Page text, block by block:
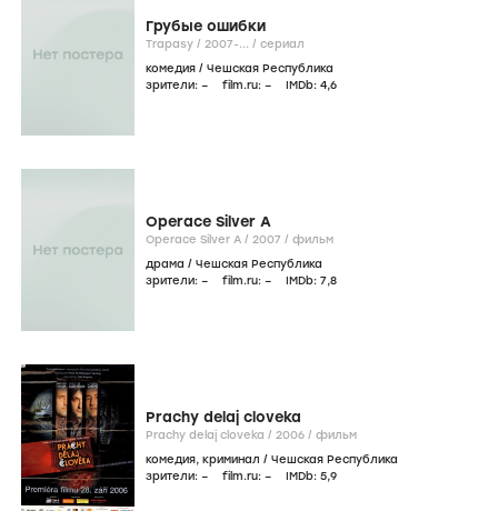
Грубые ошибки
Trapasy / 2007-... / сериал
комедия / Чешская Республика
зрители: – film.ru: – IMDb: 4,6
Operace Silver A
Operace Silver A / 2007 / фильм
драма / Чешская Республика
зрители: – film.ru: – IMDb: 7,8
Prachy delaj cloveka
Prachy delaj cloveka / 2006 / фильм
комедия, криминал / Чешская Республика
зрители: – film.ru: – IMDb: 5,9